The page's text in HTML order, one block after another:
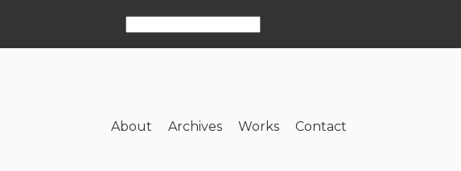
About Archives Works Contact